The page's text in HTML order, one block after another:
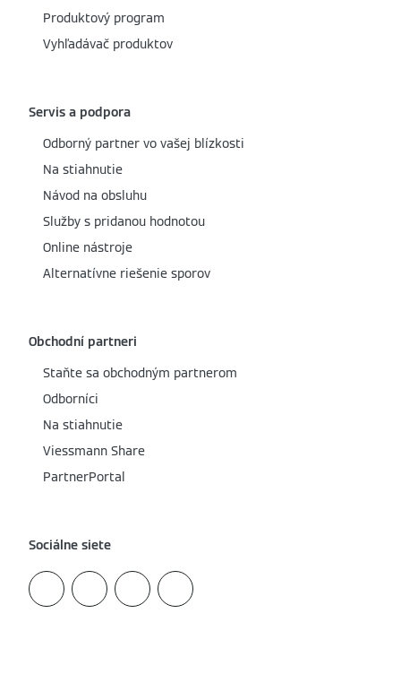
Produktový program
Vyhľadávač produktov
Servis a podpora
Odborný partner vo vašej blízkosti
Na stiahnutie
Návod na obsluhu
Služby s pridanou hodnotou
Online nástroje
Alternatívne riešenie sporov
Obchodní partneri
Staňte sa obchodným partnerom
Odborníci
Na stiahnutie
Viessmann Share
PartnerPortal
Sociálne siete